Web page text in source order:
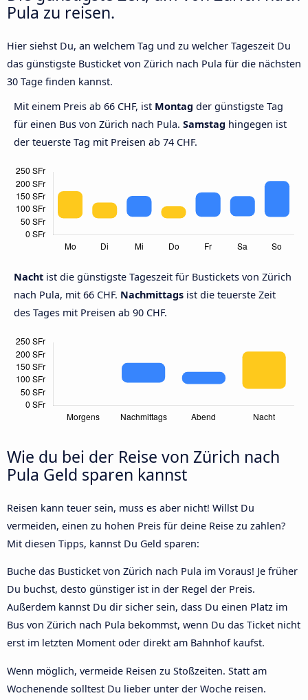
Pula zu reisen.
Hier siehst Du, an welchem Tag und zu welcher Tageszeit Du
das günstigste Busticket von Zürich nach Pula für die nächsten
30 Tage finden kannst.
Mit einem Preis ab 66 CHF, ist Montag der günstigste Tag
für einen Bus von Zürich nach Pula. Samstag hingegen ist
der teuerste Tag mit Preisen ab 74 CHF.
Nacht ist die günstigste Tageszeit für Bustickets von Zürich
nach Pula, mit 66 CHF. Nachmittags ist die teuerste Zeit
des Tages mit Preisen ab 90 CHF.
Wie du bei der Reise von Zürich nach
Pula Geld sparen kannst
Reisen kann teuer sein, muss es aber nicht! Willst Du
vermeiden, einen zu hohen Preis für deine Reise zu zahlen?
Mit diesen Tipps, kannst Du Geld sparen:
Buche das Busticket von Zürich nach Pula im Voraus! Je früher
Du buchst, desto günstiger ist in der Regel der Preis.
Außerdem kannst Du dir sicher sein, dass Du einen Platz im
Bus von Zürich nach Pula bekommst, wenn Du das Ticket nicht
erst im letzten Moment oder direkt am Bahnhof kaufst.
Wenn möglich, vermeide Reisen zu Stoßzeiten. Statt am
Wochenende solltest Du lieber unter der Woche reisen.